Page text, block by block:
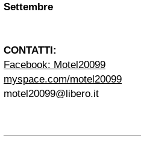
Settembre
CONTATTI:
Facebook: Motel20099
myspace.com/motel20099
motel20099@libero.it